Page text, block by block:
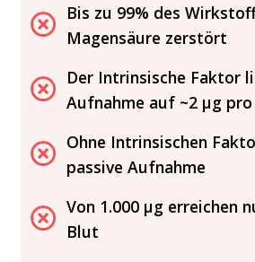
Bis zu 99% des
Magensäure zerstört
Der Intrinsische Faktor
Aufnahme auf ~2 µg
Ohne Intrinsischen
passive Aufnahme
Von 1.000 µg erreichen
Blut